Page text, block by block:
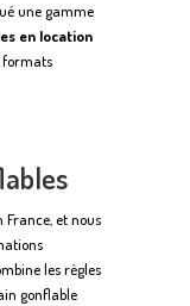
une gamme
en location
formats
France, et nous
les règles
gonflable